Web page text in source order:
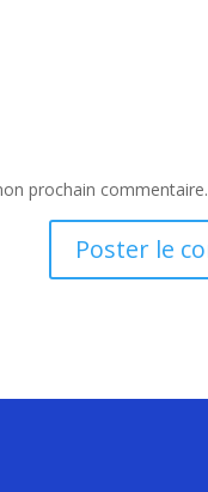
prochain commentaire.